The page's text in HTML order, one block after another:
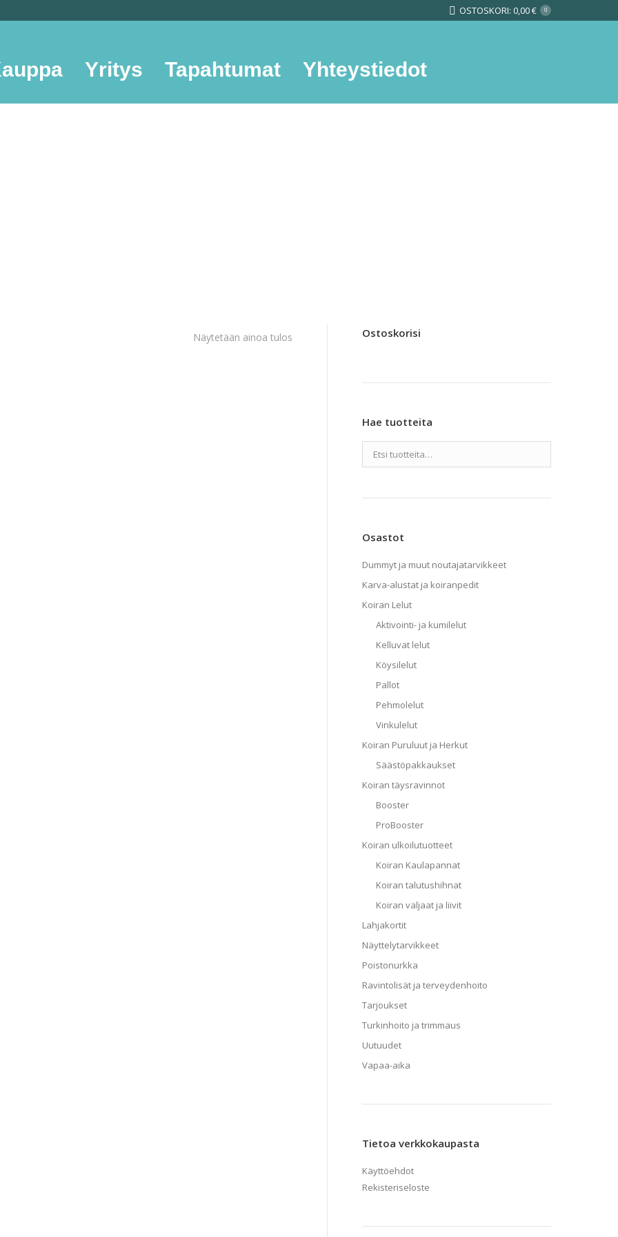
OSTOSKORI: 0,00€ 0
Yritys Tapahtumat Yhteystiedot
Näytetään ainoa tulos Ostoskorisi
Hae tuotteita
Osastot
Dummyt ja muut noutajatarvikkeet
Karva-alustat ja koiranpedit
Koiran Lelut
Aktivointi- ja kumilelut
Kelluvat lelut
Köysilelut
Pallot
Pehmolelut
Vinkulelut
Koiran Puruluut ja Herkut
Säästöpakkaukset
Koiran täysravinnot
Booster
ProBooster
Koiran ulkoilutuotteet
Koiran Kaulapannat
Koiran talutushihnat
Koiran valjaat ja liivit
Lahjakortit
Näyttelytarvikkeet
Poistonurkka
Ravintolisät ja terveydenhoito
Tarjoukset
Turkinhoito ja trimmaus
Uutuudet
Vapaa-aika
Tietoa verkkokaupasta
Käyttöehdot
Rekisteriseloste